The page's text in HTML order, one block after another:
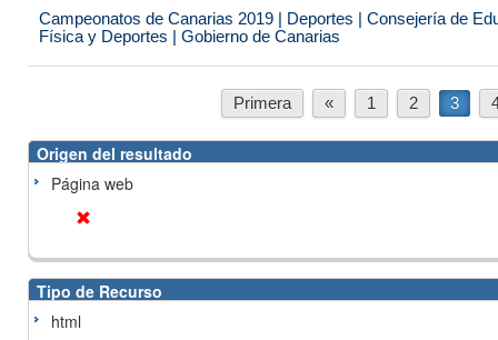
Campeonatos de Canarias 2019 | Deportes | Consejería de
Física y Deportes | Gobierno de Canarias
Primera « 1 2 3
Origen del resultado
Página web
Tipo de Recurso
html